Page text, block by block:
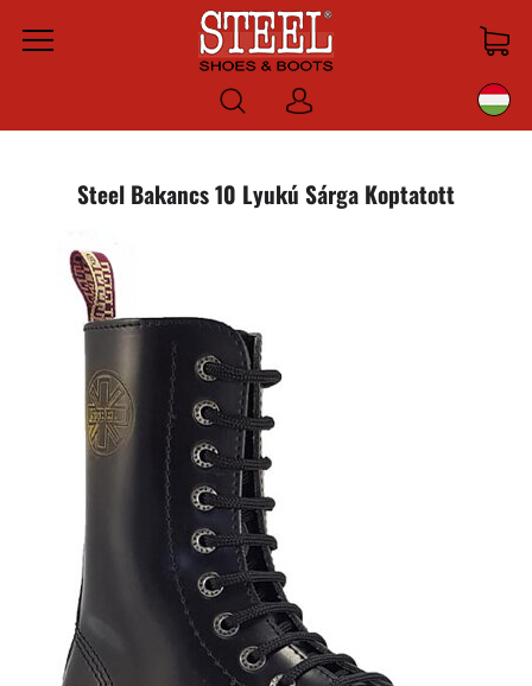
Menu
Bejelentkezni
Steel Bakancs 10 Lyukú Sárga Koptatott